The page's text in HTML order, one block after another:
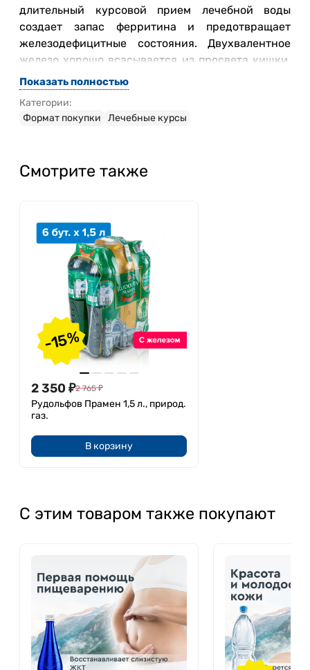
длительный курсовой прием лечебной воды
создает запас ферритина и предотвращает
железодефицитные состояния. Двухвалентное
железо хорошо всасывается из просвета кишки,
в дальнейшем, оно используется для соединения
гемоглобина с кислородом, что способствует
лечению и профилактике железодефицитной
анемии.
Показать полностью
Категории:
Формат покупки
Лечебные курсы
Смотрите также
-15%
2 350 ₽2 765 ₽
Рудольфов Прамен 1,5 л., природ.
газ.
В корзину
С этим товаром также покупают